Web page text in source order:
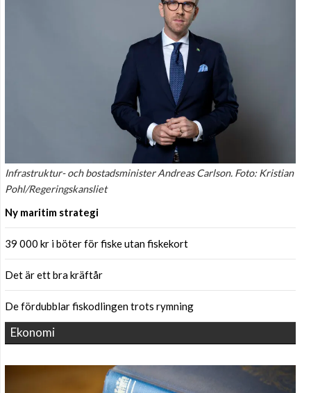
Infrastruktur- och bostadsminister Andreas Carlson. Foto: Kristian
Pohl/Regeringskansliet
Ny maritim strategi
39 000 kr i böter för fiske utan fiskekort
Det är ett bra kräftår
De fördubblar fiskodlingen trots rymning
Ekonomi